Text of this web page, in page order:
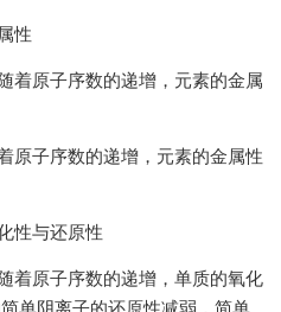
性
原子序数的递增，元素的金属
子序数的递增，元素的金属性
性与还原性
原子序数的递增，单质的氧化